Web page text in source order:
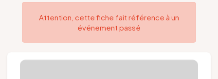
Presse
Attention, cette fiche fait référence à un
événement passé